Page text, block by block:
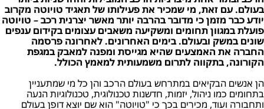
בעולם. עם זאת, מי שמכיר את פעילותו של תאגיד טויוטה מקרוב
יודע כבר מזמן כי מדובר בהרבה יותר מאשר יצרנית רכב – טויוטה
פועלת במגוון תחומים ומשקיעה משאבים עצומים בקידום ענפים
שונים במשק ובעולם. בימים האחרונים. לאחרונה פרסמה
החברה את האמצעים שהיא מגייסת ומפנה למאבק במגפת
הקורונה, בתקווה לתרום משמעותית למאמץ הכולל.
הן אנשים הבקיאים במתרחש בעולם הרכב והן כל מי שמתעניין
בתחומים כמו ניהול, יזמות, חדשנות טכנולוגית, טכנולוגיות הנעה
ותחבורה ועוד, מכירים בכך כי "טויוטה" הוא שם יוצא דופן בעולם